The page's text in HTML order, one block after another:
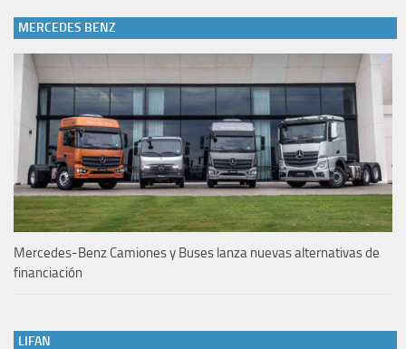
MERCEDES BENZ
Mercedes-Benz Camiones y Buses lanza nuevas alternativas de
financiación
LIFAN